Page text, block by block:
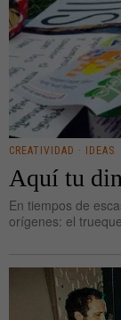
CREATIVIDAD · IDEAS
Aquí tu
En tiempos de
orígenes: el